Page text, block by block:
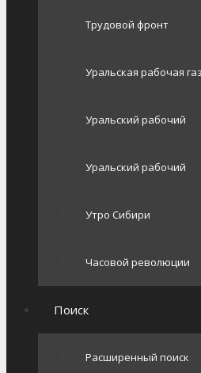
Трудовой фронт
Уральская рабочая
Уральский рабочий
Уральский рабочий
Утро Сибири
Часовой революции
Поиск
Расширенный поиск